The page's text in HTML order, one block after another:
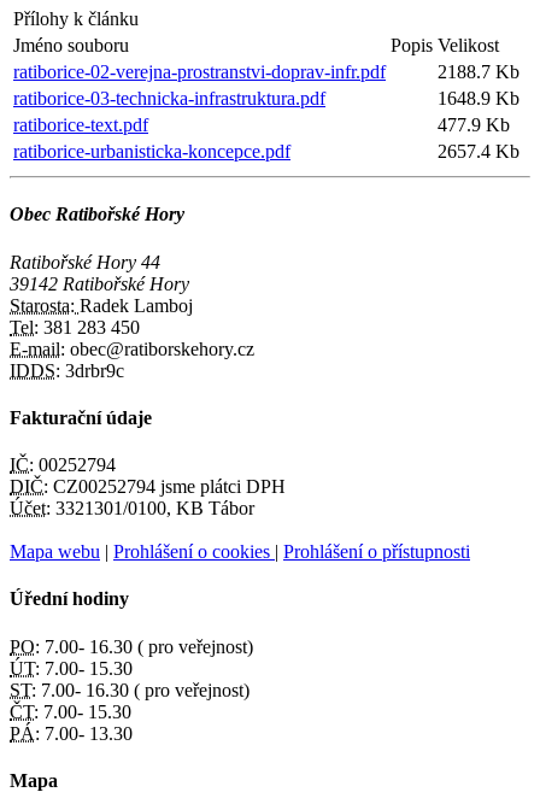
Přílohy k článku
Jméno souboru
Popis Velikost
ratiborice-02-verejna-prostranstvi-doprav-infr.pdf
2188.7 Kb
ratiborice-03-technicka-infrastruktura.pdf
1648.9 Kb
ratiborice-text.pdf
477.9 Kb
ratiborice-urbanisticka-koncepce.pdf
2657.4 Kb
Obec Ratibořské Hory
Ratibořské Hory 44
39142 Ratibořské Hory
Starosta: Radek Lamboj
Tel: 381 283 450
E-mail: obec@ratiborskehory.cz
IDDS: 3drbr9c
Fakturační údaje
IČ: 00252794
DIČ: CZ00252794 jsme plátci DPH
Účet: 3321301/0100, KB Tábor
Mapa webu | Prohlášení o cookies | Prohlášení o přístupnosti
Úřední hodiny
PO: 7.00- 16.30 ( pro veřejnost)
ÚT: 7.00- 15.30
ST: 7.00- 16.30 ( pro veřejnost)
ČT: 7.00- 15.30
PÁ: 7.00- 13.30
Mapa